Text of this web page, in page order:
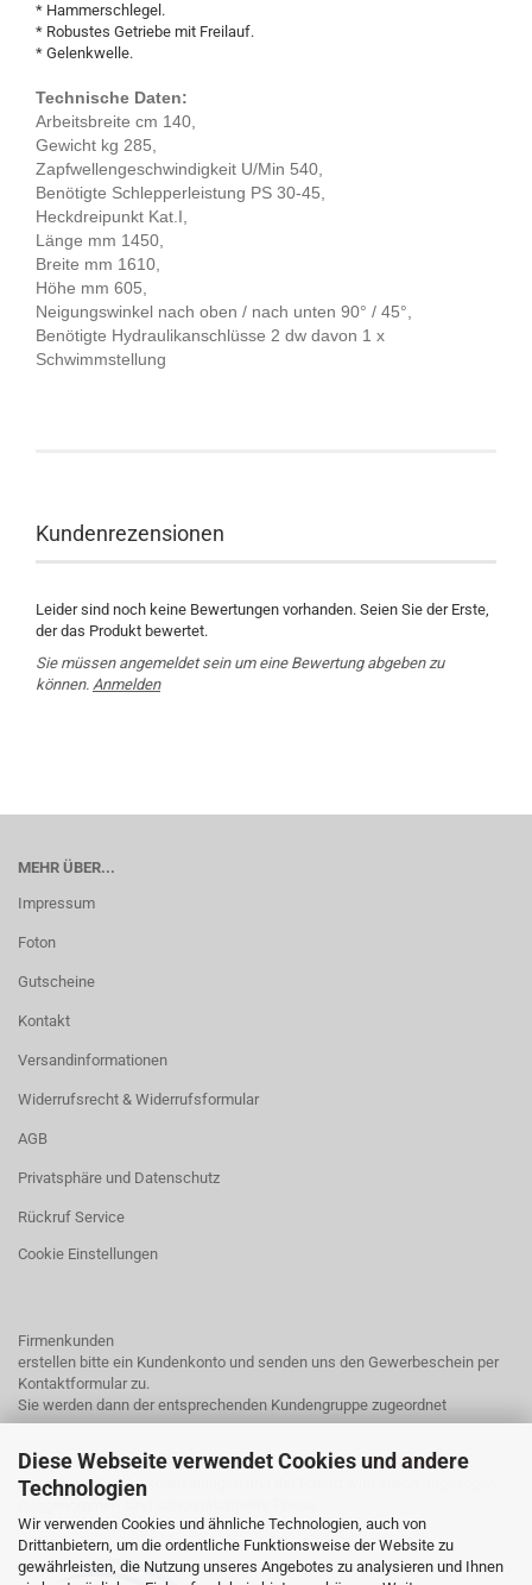
Diese Webseite verwendet Cookies und andere
Technologien
Wir verwenden Cookies und ähnliche Technologien, auch von
Drittanbietern, um die ordentliche Funktionsweise der Website zu
gewährleisten, die Nutzung unseres Angebotes zu analysieren und Ihnen
* Hammerschlegel.
* Robustes Getriebe mit Freilauf.
* Gelenkwelle.
Technische Daten:
Arbeitsbreite cm 140,
Gewicht kg 285,
Zapfwellengeschwindigkeit U/Min 540,
Benötigte Schlepperleistung PS 30-45,
Heckdreipunkt Kat.I,
Länge mm 1450,
Breite mm 1610,
Höhe mm 605,
Neigungswinkel nach oben / nach unten 90° / 45°,
Benötigte Hydraulikanschlüsse 2 dw davon 1 x
Schwimmstellung
Kundenrezensionen
Leider sind noch keine Bewertungen vorhanden. Seien Sie der Erste,
der das Produkt bewertet.
Sie müssen angemeldet sein um eine Bewertung abgeben zu
können. Anmelden
MEHR ÜBER...
Impressum
Foton
Gutscheine
Kontakt
Versandinformationen
Widerrufsrecht & Widerrufsformular
AGB
Privatsphäre und Datenschutz
Rückruf Service
Cookie Einstellungen
Firmenkunden
erstellen bitte ein Kundenkonto und senden uns den Gewerbeschein per
Kontaktformular zu.
Sie werden dann der entsprechenden Kundengruppe zugeordnet
Endkunden mit einem Kundenkonto erhalten bei uns3% Rabatt.
Einfach ein Kundenkonto anlegen und der Rabatt wird sofort abgezogen.
Ausgenommen sind schon rabattierte Preise.